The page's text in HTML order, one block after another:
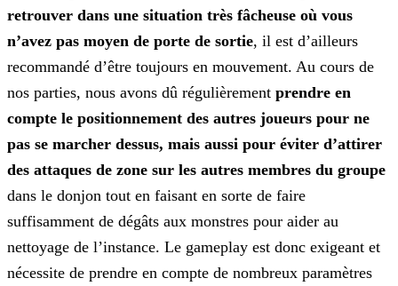
retrouver dans une situation très fâcheuse où vous
n’avez pas moyen de porte de sortie, il est d’ailleurs
recommandé d’être toujours en mouvement. Au cours de
nos parties, nous avons dû régulièrement prendre en
compte le positionnement des autres joueurs pour ne
pas se marcher dessus, mais aussi pour éviter d’attirer
des attaques de zone sur les autres membres du groupe
dans le donjon tout en faisant en sorte de faire
suffisamment de dégâts aux monstres pour aider au
nettoyage de l’instance. Le gameplay est donc exigeant et
nécessite de prendre en compte de nombreux paramètres